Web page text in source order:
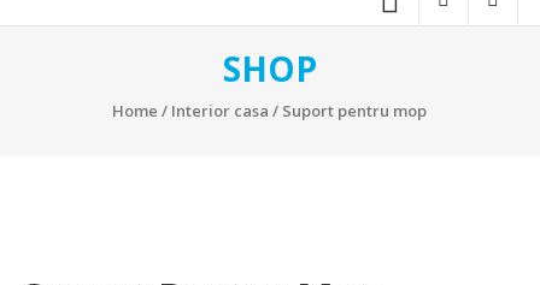
SHOP
Home / Interior casa / Suport pentru mop